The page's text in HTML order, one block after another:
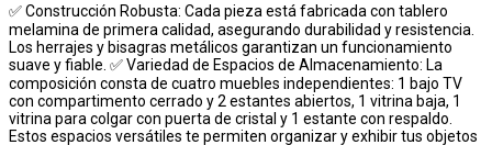
✅ Construcción Robusta: Cada pieza está fabricada con tablero
melamina de primera calidad, asegurando durabilidad y resistencia.
Los herrajes y bisagras metálicos garantizan un funcionamiento
suave y fiable. ✅ Variedad de Espacios de Almacenamiento: La
composición consta de cuatro muebles independientes: 1 bajo TV
con compartimento cerrado y 2 estantes abiertos, 1 vitrina baja, 1
vitrina para colgar con puerta de cristal y 1 estante con respaldo.
Estos espacios versátiles te permiten organizar y exhibir tus objetos